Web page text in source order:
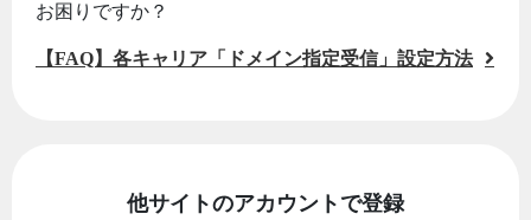
お困りですか？
【FAQ】各キャリア「ドメイン指定受信」設定方法
他サイトのアカウントで登録